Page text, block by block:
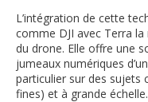
L’intégration de cette
comme DJI avec Terra
du drone. Elle offre une
jumeaux numériques
particulier sur des sujets
fines) et à grande échelle.